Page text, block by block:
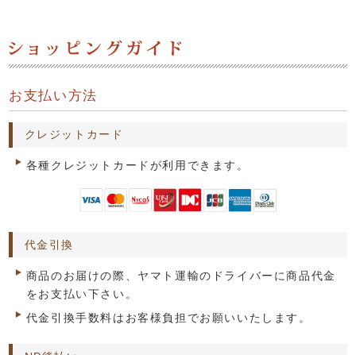
お支払い方法
クレジットカード
各種クレジットカードが利用できます。
代金引換
商品のお届けの際、ヤマト運輸のドライバーに商品代金
をお支払い下さい。
代金引換手数料はお客様負担でお願いいたします。